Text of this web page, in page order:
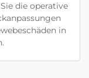
die operative
in